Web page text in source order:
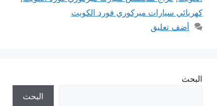
كهربائي سيارات ميركوري فورد الكويت
أضف تعليق
البحث
البحث